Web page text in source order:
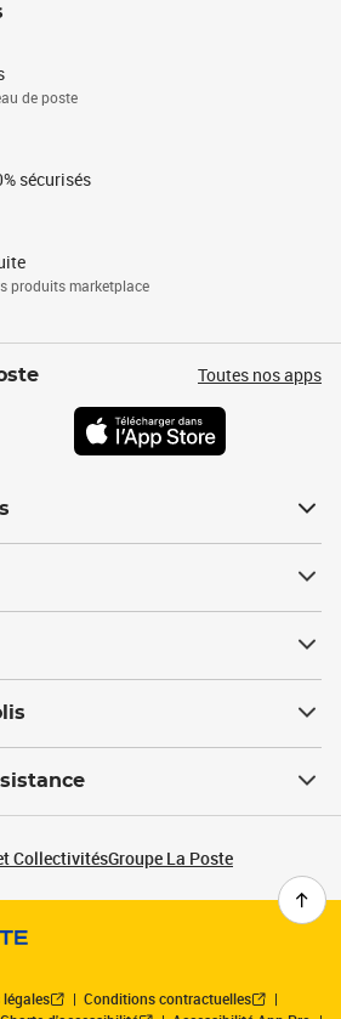
de poste
sécurisés
produits marketplace
Toutes nos apps
CollectivitésGroupe La Poste
Conditions contractuelles